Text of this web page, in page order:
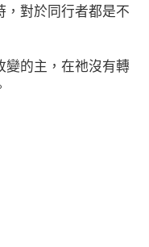
，對於同行者都是不
的主，在祂沒有轉